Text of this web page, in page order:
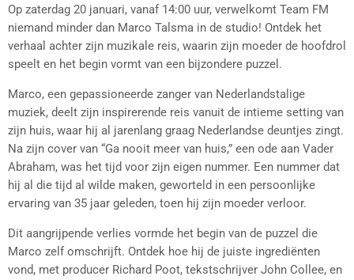
Op zaterdag 20 januari, vanaf 14:00 uur, verwelkomt Team FM
niemand minder dan Marco Talsma in de studio! Ontdek het
verhaal achter zijn muzikale reis, waarin zijn moeder de hoofdrol
speelt en het begin vormt van een bijzondere puzzel.
Marco, een gepassioneerde zanger van Nederlandstalige
muziek, deelt zijn inspirerende reis vanuit de intieme setting van
zijn huis, waar hij al jarenlang graag Nederlandse deuntjes zingt.
Na zijn cover van “Ga nooit meer van huis,” een ode aan Vader
Abraham, was het tijd voor zijn eigen nummer. Een nummer dat
hij al die tijd al wilde maken, geworteld in een persoonlijke
ervaring van 35 jaar geleden, toen hij zijn moeder verloor.
Dit aangrijpende verlies vormde het begin van de puzzel die
Marco zelf omschrijft. Ontdek hoe hij de juiste ingrediënten
vond, met producer Richard Poot, tekstschrijver John Collee, en